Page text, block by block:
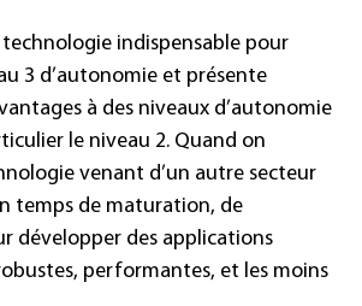
technologie indispensable pour
3 d’autonomie et présente
à des niveaux d’autonomie
le niveau 2. Quand on
venant d’un autre secteur
temps de maturation, de
développer des applications
performantes, et les moins